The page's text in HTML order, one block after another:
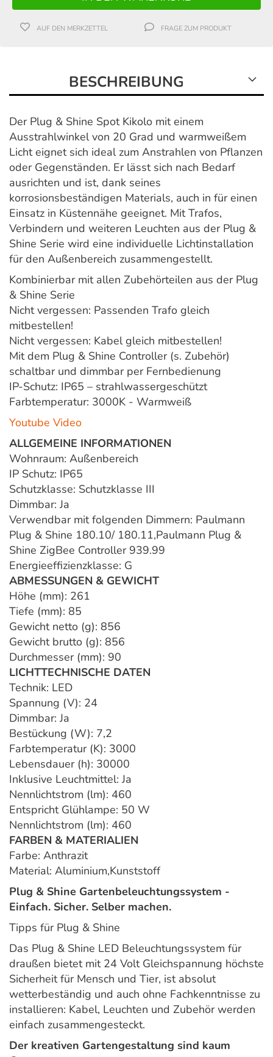
AUF DEN MERKZETTEL FRAGE ZUM PRODUKT
BESCHREIBUNG
Der Plug & Shine Spot Kikolo mit einem
Ausstrahlwinkel von 20 Grad und warmweißem
Licht eignet sich ideal zum Anstrahlen von Pflanzen
oder Gegenständen. Er lässt sich nach Bedarf
ausrichten und ist, dank seines
korrosionsbeständigen Materials, auch in für einen
Einsatz in Küstennähe geeignet. Mit Trafos,
Verbindern und weiteren Leuchten aus der Plug &
Shine Serie wird eine individuelle Lichtinstallation
für den Außenbereich zusammengestellt.
Kombinierbar mit allen Zubehörteilen aus der Plug
& Shine Serie
Nicht vergessen: Passenden Trafo gleich
mitbestellen!
Nicht vergessen: Kabel gleich mitbestellen!
Mit dem Plug & Shine Controller (s. Zubehör)
schaltbar und dimmbar per Fernbedienung
IP-Schutz: IP65 – strahlwassergeschützt
Farbtemperatur: 3000K - Warmweiß
Youtube Video
ALLGEMEINE INFORMATIONEN
Wohnraum: Außenbereich
IP Schutz: IP65
Schutzklasse: Schutzklasse III
Dimmbar: Ja
Verwendbar mit folgenden Dimmern: Paulmann
Plug & Shine 180.10/ 180.11,Paulmann Plug &
Shine ZigBee Controller 939.99
Energieeffizienzklasse: G
ABMESSUNGEN & GEWICHT
Höhe (mm): 261
Tiefe (mm): 85
Gewicht netto (g): 856
Gewicht brutto (g): 856
Durchmesser (mm): 90
LICHTTECHNISCHE DATEN
Technik: LED
Spannung (V): 24
Dimmbar: Ja
Bestückung (W): 7,2
Farbtemperatur (K): 3000
Lebensdauer (h): 30000
Inklusive Leuchtmittel: Ja
Nennlichtstrom (lm): 460
Entspricht Glühlampe: 50 W
Nennlichtstrom (lm): 460
FARBEN & MATERIALIEN
Farbe: Anthrazit
Material: Aluminium,Kunststoff
Plug & Shine Gartenbeleuchtungssystem -
Einfach. Sicher. Selber machen.
Tipps für Plug & Shine
Das Plug & Shine LED Beleuchtungssystem für
draußen bietet mit 24 Volt Gleichspannung höchste
Sicherheit für Mensch und Tier, ist absolut
wetterbeständig und auch ohne Fachkenntnisse zu
installieren: Kabel, Leuchten und Zubehör werden
einfach zusammengesteckt.
Der kreativen Gartengestaltung sind kaum